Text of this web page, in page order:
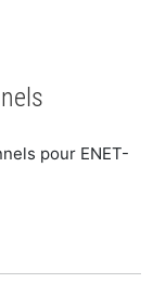
pour ENET-